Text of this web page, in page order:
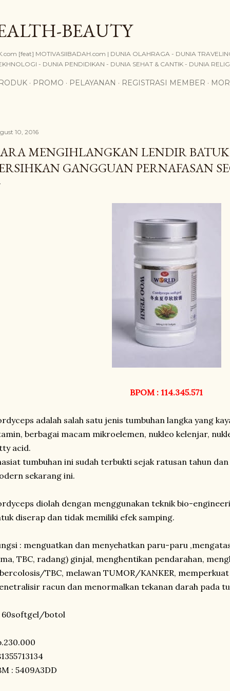
BEAUTY
[feat] MOTIVASIIBADAH.com | DUNIA OLAHRAGA - DUNIA
- DUNIA PENDIDIKAN - DUNIA SEHAT & CANTIK - DUNIA
PROMO PELAYANAN REGISTRASI MEMBER
10, 2016
MENGIHLANGKAN LENDIR
GANGGUAN PERNAFASAN
BPOM : 114.345.571
adalah salah satu jenis tumbuhan langka yang
berbagai macam mikroelemen, nukleo kelenjar,
acid.
tumbuhan ini sudah terbukti sejak ratusan tahun
sekarang ini.
diolah dengan menggunakan teknik bio-
diserap dan tidak memiliki efek samping.
: menguatkan dan menyehatkan paru-paru
TBC, radang) ginjal, menghentikan pendarahan,
TBC, melawan TUMOR/KANKER,
racun dan menormalkan tekanan darah pada
60softgel/botol
: 5409A3DD